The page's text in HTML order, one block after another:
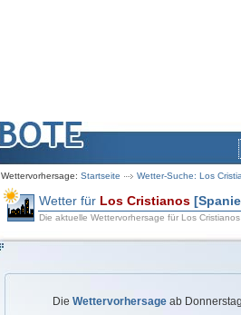
Wettervorhersage: Startseite Wetter-Suche: Los
Wetter für Los Cristianos
Die aktuelle Wettervorhersage für Los Cristianos
Die Wettervorhersage ab